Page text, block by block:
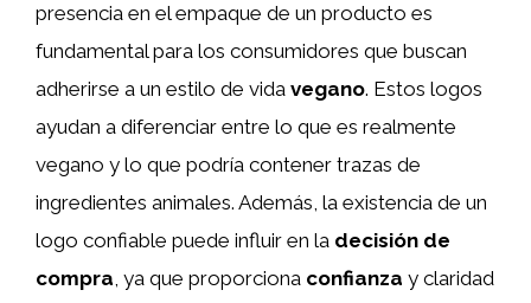
presencia en el empaque de un producto es
fundamental para los consumidores que buscan
adherirse a un estilo de vida vegano. Estos logos
ayudan a diferenciar entre lo que es realmente
vegano y lo que podría contener trazas de
ingredientes animales. Además, la existencia de un
logo confiable puede influir en la decisión de
compra, ya que proporciona confianza y claridad